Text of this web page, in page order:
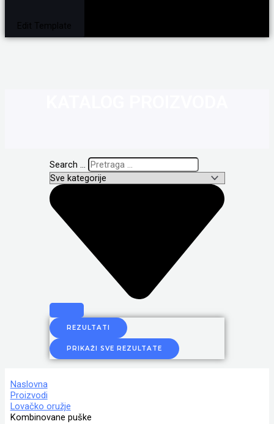
Edit Template
Search ...
REZULTATI
PRIKAŽI SVE REZULTATE
Naslovna
Proizvodi
Lovačko oružje
Kombinovane puške